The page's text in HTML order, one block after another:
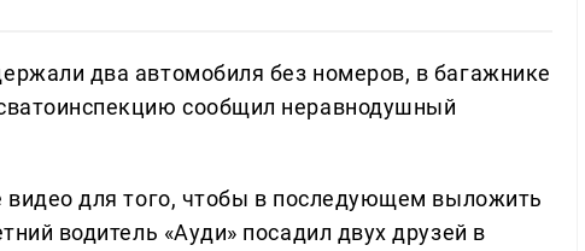
два автомобиля без номеров, в багажнике
сообщил неравнодушный
видео для того, чтобы в последующем выложить
водитель «Ауди» посадил двух друзей в